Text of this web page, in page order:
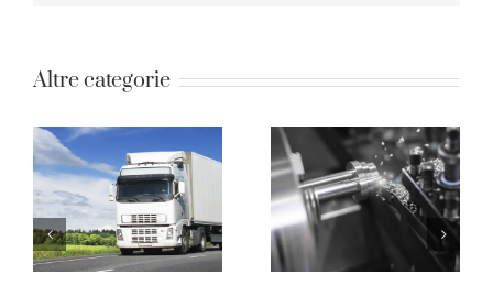
Altre categorie